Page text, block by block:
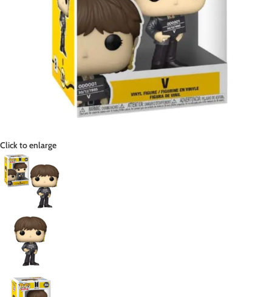
Click to enlarge